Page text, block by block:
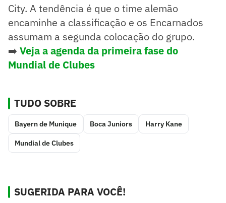
City. A tendência é que o time alemão
encaminhe a classificação e os Encarnados
assumam a segunda colocação do grupo.
➡️ Veja a agenda da primeira fase do
Mundial de Clubes
TUDO SOBRE
Bayern de Munique Boca Juniors Harry Kane
Mundial de Clubes
SUGERIDA PARA VOCÊ!